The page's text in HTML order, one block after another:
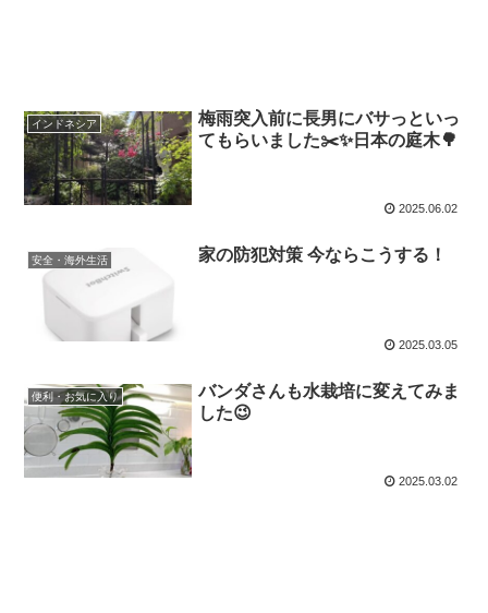
インドネシア
梅雨突入前に長男にバサっといっ
てもらいました✂️✨️日本の庭木🌳
2025.06.02
安全・海外生活 家の防犯対策 今ならこうする！
2025.03.05
便利・お気に入り
バンダさんも水栽培に変えてみま
した😉
2025.03.02